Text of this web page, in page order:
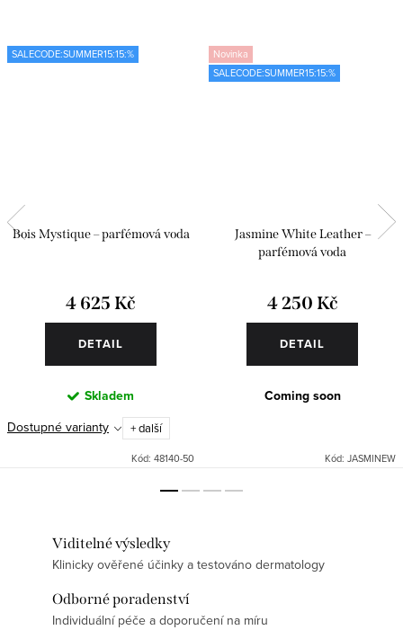
SALECODE:SUMMER15:15:%
Bois Mystique – parfémová voda
4 625 Kč
DETAIL
Skladem
Dostupné varianty + další
Kód: 48140-50
Novinka
SALECODE:SUMMER15:15:%
Jasmine White Leather –
parfémová voda
4 250 Kč
DETAIL
Coming soon
Kód: JASMINEW
Viditelné výsledky
Klinicky ověřené účinky a testováno dermatology
Odborné poradenství
Individuální péče a doporučení na míru